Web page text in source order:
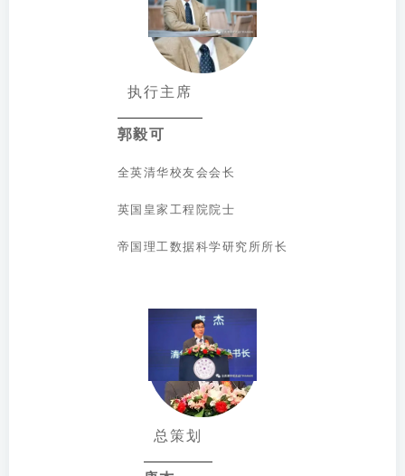
执行主席
郭毅可
全英清华校友会会长
英国皇家⼯程院院士
帝国理⼯数据科学研究所所⻓
总策划